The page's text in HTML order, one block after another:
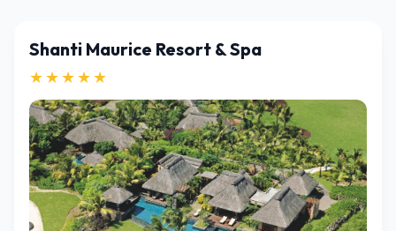
Shanti Maurice Resort & Spa
★★★★★